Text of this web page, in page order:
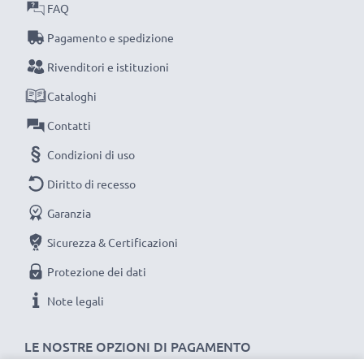
compromessi sulla qualità: ordina ora!
LE NOSTRE OPZIONI DI PAGAMENTO
FAQ
Pagamento e spedizione
Rivenditori e istituzioni
Cataloghi
Contatti
Condizioni di uso
Diritto di recesso
Garanzia
Sicurezza & Certificazioni
Protezione dei dati
Note legali